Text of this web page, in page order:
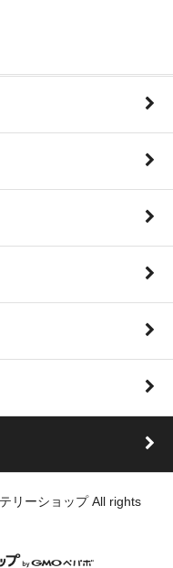
リーショップ All rights